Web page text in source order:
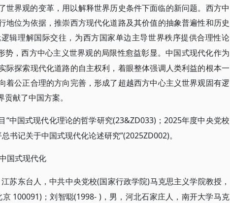
世界观的变革，用以解释世界历史条件下面临的新问题。西方中
地位为依据，推崇西方现代化道路及其价值的抽象普遍性和历史
辑理解国际交往，为西方国家单边主导世界秩序提供合理性论
势，西方中心主义世界观的局限性愈益彰显。中国式现代化作为
际探索现代化道路的自主权利，着眼整体强调人类利益的根本一
着公正合理的方向完善，形成了超越西方中心主义世界观固有逻
献了中国方案。
“中国式现代化理论的哲学研究(23&ZD033)；2025年度中央党校
书记关于中国式现代化论述研究”(2025ZD002)。
国式现代化
苏东台人，中共中央党校(国家行政学院)马克思主义学院教授，
100091)；刘智聪(1998- )，男，河北石家庄人，南开大学马克